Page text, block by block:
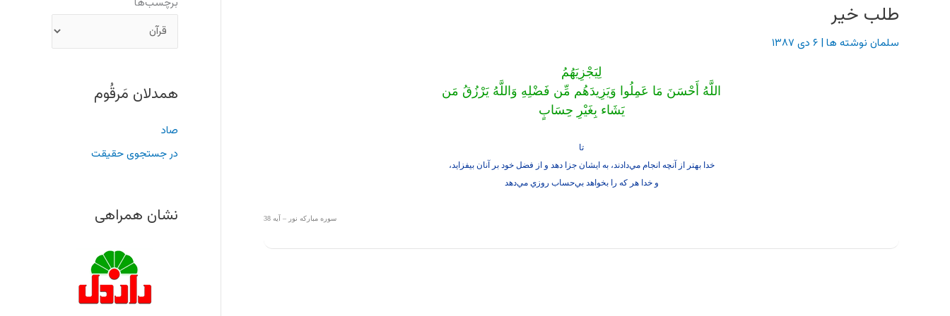
طلب خیر
سلمان نوشته ها| ۶ دی ۱۳۸۷
لِيَجْزِيَهُمُ
اللَّهُ أَحْسَنَ مَا عَمِلُوا وَيَزِيدَهُم مِّن فَضْلِهِ وَاللَّهُ يَرْزُقُ مَن
يَشَاء بِغَيْرِ حِسَابٍ
تا
خدا بهتر از آنچه انجام مي‌دادند، به ايشان جزا دهد و از فضل خود بر آنان بيفزايد،
و خدا هر كه را بخواهد بي‌حساب روزي مي‌دهد
سوره مباركه نور – آيه 38
همدلان مَرقُوم
صاد
در جستجوی حقیقت
نشان همراهی